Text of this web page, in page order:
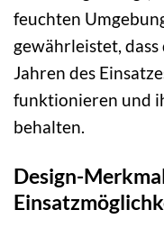
feuchten
gewährleistet,
Jahren des
funktionieren und
behalten.
Design-